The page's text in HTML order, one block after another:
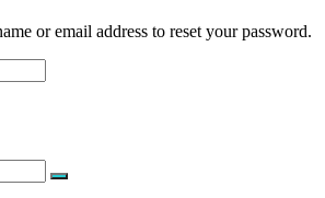
or email address to reset your password.